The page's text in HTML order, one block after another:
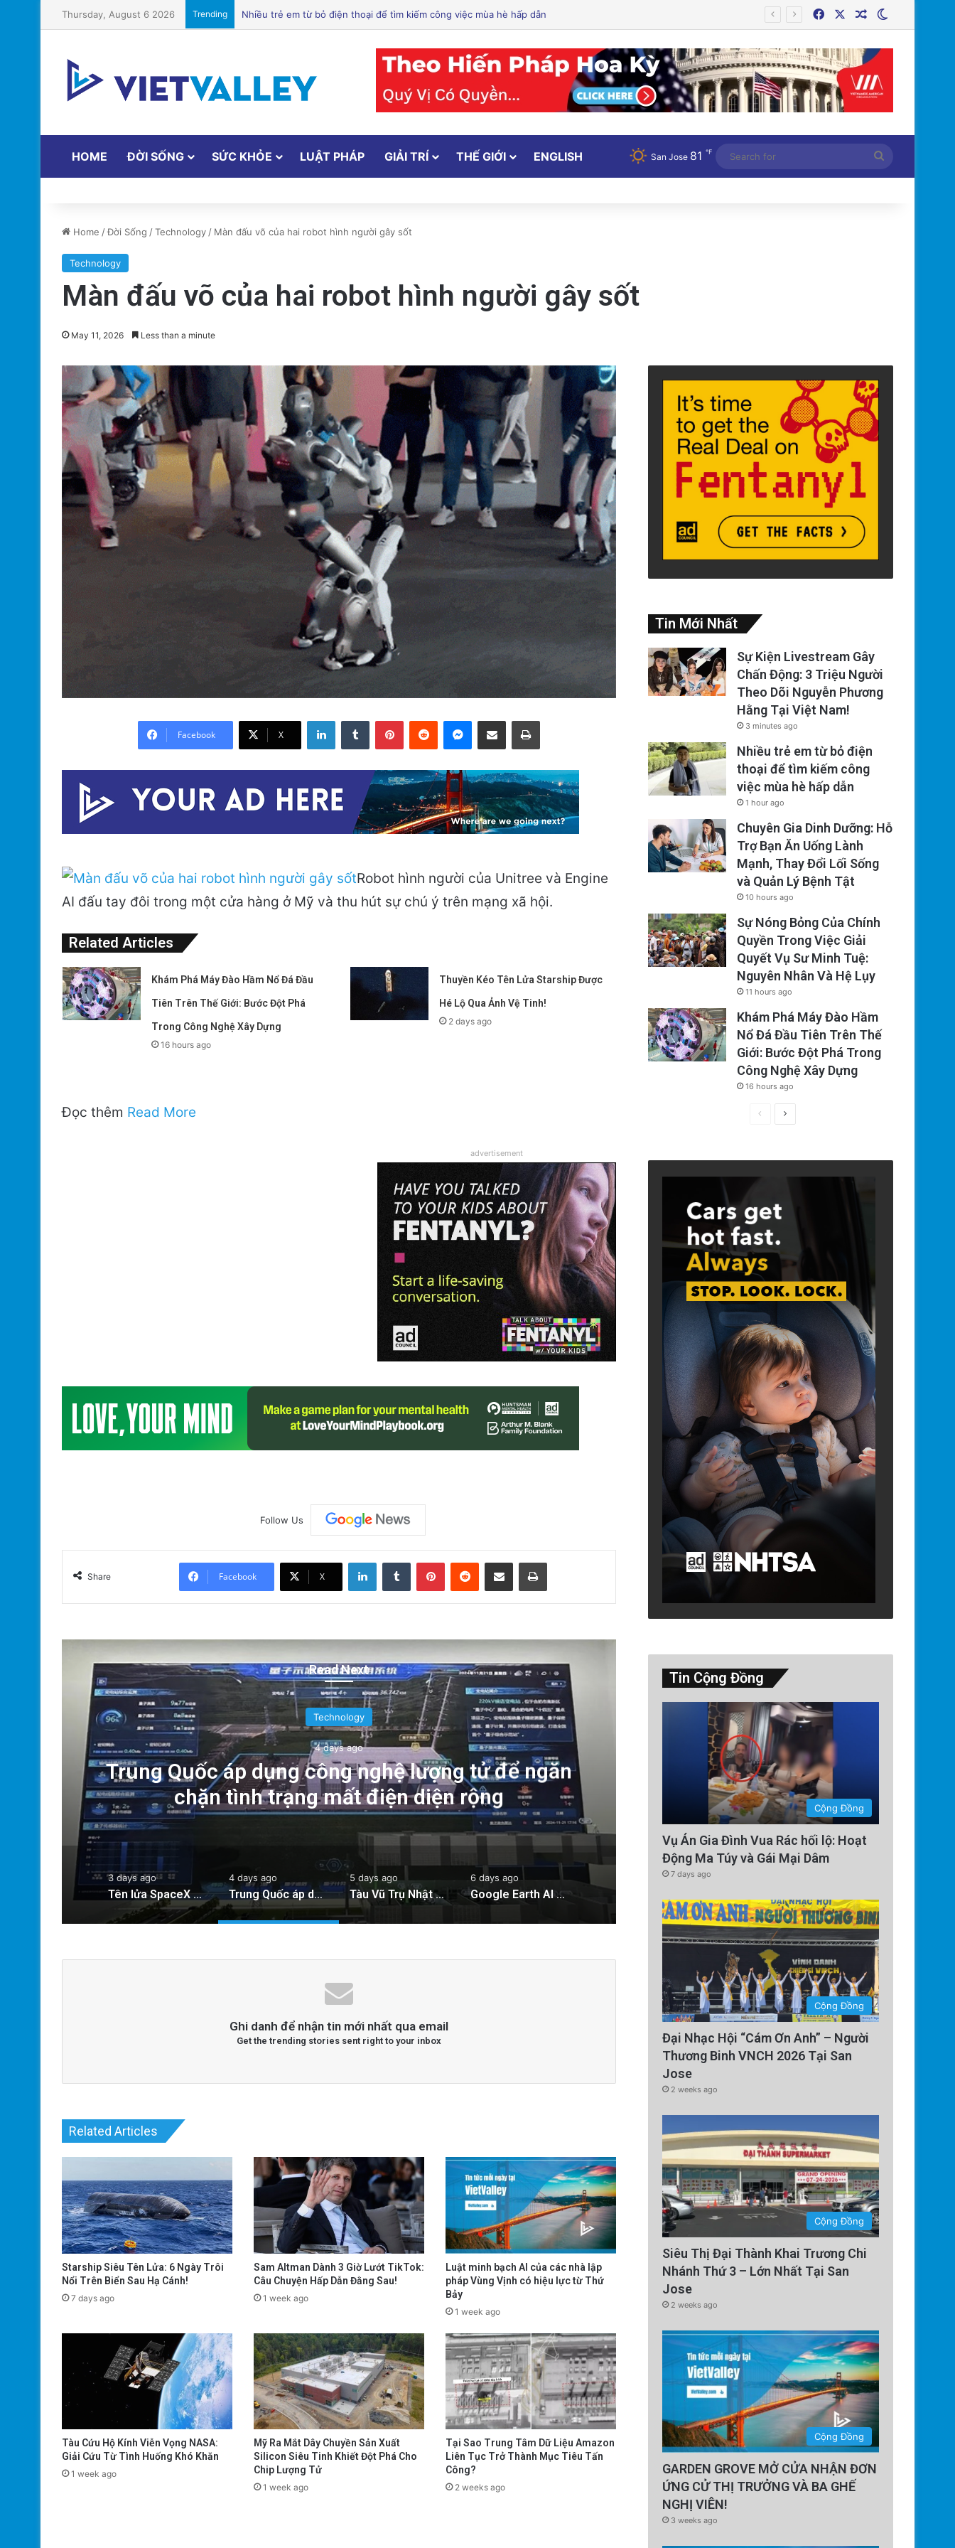
Thursday, August 6 2026 Trending Chuyên Gia Dinh Dưỡng: Hỗ Trợ Bạn Ăn Uống Lành Mạnh, Thay Đổi Lối Sống và Quản Lý Bệnh Tật FacebookRandom Article
HOME ĐỜI SỐNG SỨC KHỎE LUẬT PHÁP GIẢI TRÍ THẾ GIỚI ENGLISH San Jose 81 ℉
for
Home /Đời Sống /Technology/ Màn đấu võ của hai robot hình người gây sốt
Technology
Màn đấu võ của hai robot hình người gây sốt
May 11, 2026 Less than a minute
Facebook X
LinkedInTumblr PinterestReddit Messenger
Share via Email Print
Robot hình người của Unitree và Engine
AI đấu tay đôi trong một cửa hàng ở Mỹ và thu hút sự chú ý trên mạng xã hội.
Related Articles
Khám Phá Máy Đào Hầm Nổ Đá Đầu
Tiên Trên Thế Giới: Bước Đột Phá
Trong Công Nghệ Xây Dựng
16 hours ago
Thuyền Kéo Tên Lửa Starship Được
Hé Lộ Qua Ảnh Vệ Tinh!
2 days ago
Đọc thêm Read More
advertisement
Follow Us
Share Facebook X
LinkedInTumblr PinterestReddit Share via Email Print
Read Next
Technology
4 days ago
Trung Quốc áp dụng công nghệ lượng tử để ngăn
chặn tình trạng mất điện diện rộng
Tàu Vũ Trụ Nhật Bản:
Sử Đến Tiểu
3 days ago
Tên lửa SpaceX chuẩn bị va chạm với Mặt Trăng: Cú sốc vũ trụ sắp xảy ra!
4 days ago
Trung Quốc áp dụng công nghệ lượng tử để ngăn chặn tình trạng mất điện diện rộng
5 days ago
Tàu Vũ Trụ Nhật Bản: Chuyến Bay Gần Nhất Lịch Sử Đến Tiểu Hành Tinh
6 days ago
Google Earth AI Bị Rút Gấp Vì Cơn Bão Deepfake
Ghi danh để nhận tin mới nhất qua email
Get the trending stories sent right to your inbox
Related Articles
Starship Siêu Tên Lửa: 6 Ngày Trôi
Nổi Trên Biển Sau Hạ Cánh!
7 days ago
Sam Altman Dành 3 Giờ Lướt TikTok:
Câu Chuyện Hấp Dẫn Đằng Sau!
1 week ago
Luật minh bạch AI của các nhà lập
pháp Vùng Vịnh có hiệu lực từ Thứ
Bảy
1 week ago
Tàu Cứu Hộ Kính Viễn Vọng NASA:
Giải Cứu Từ Tình Huống Khó Khăn
1 week ago
Mỹ Ra Mắt Dây Chuyền Sản Xuất
Silicon Siêu Tinh Khiết Đột Phá Cho
Chip Lượng Tử
1 week ago
Tại Sao Trung Tâm Dữ Liệu Amazon
Liên Tục Trở Thành Mục Tiêu Tấn
Công?
2 weeks ago
Tin Mới Nhất
Sự Kiện Livestream Gây
Chấn Động: 3 Triệu Người
Theo Dõi Nguyễn Phương
Hằng Tại Việt Nam!
3 minutes ago
Nhiều trẻ em từ bỏ điện
thoại để tìm kiếm công
việc mùa hè hấp dẫn
1 hour ago
Chuyên Gia Dinh Dưỡng: Hỗ
Trợ Bạn Ăn Uống Lành
Mạnh, Thay Đổi Lối Sống
và Quản Lý Bệnh Tật
10 hours ago
Sự Nóng Bỏng Của Chính
Quyền Trong Việc Giải
Quyết Vụ Sư Minh Tuệ:
Nguyên Nhân Và Hệ Lụy
11 hours ago
Khám Phá Máy Đào Hầm
Nổ Đá Đầu Tiên Trên Thế
Giới: Bước Đột Phá Trong
Công Nghệ Xây Dựng
16 hours ago
PreviousNext
Tin Cộng Đồng
Cộng Đồng
Vụ Án Gia Đình Vua Rác hối lộ: Hoạt
Động Ma Túy và Gái Mại Dâm
7 days ago
Cộng Đồng
Đại Nhạc Hội “Cám Ơn Anh” – Người
Thương Binh VNCH 2026 Tại San
Jose
2 weeks ago
Cộng Đồng
Siêu Thị Đại Thành Khai Trương Chi
Nhánh Thứ 3 – Lớn Nhất Tại San
Jose
2 weeks ago
Cộng Đồng
GARDEN GROVE MỞ CỬA NHẬN ĐƠN
ỨNG CỬ THỊ TRƯỞNG VÀ BA GHẾ
NGHỊ VIÊN!
3 weeks ago